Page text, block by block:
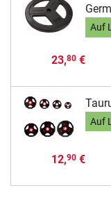
Auf
23,80€
Auf
12,90€